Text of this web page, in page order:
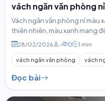
vách ngăn văn phòng
Vách ngăn văn phòng nỉ màu
thiên nhiên, màu xanh mang
28/02/2026 - 0 1 min
vách ngăn văn phòng vách
Đọc bài